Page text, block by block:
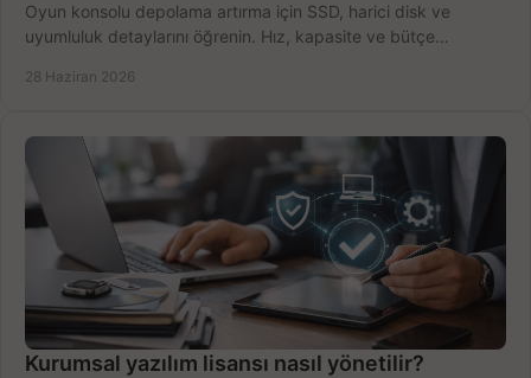
Oyun konsolu depolama artırma için SSD, harici disk ve
uyumluluk detaylarını öğrenin. Hız, kapasite ve bütçe
28 Haziran 2026
Kurumsal yazılım lisansı nasıl yönetilir?